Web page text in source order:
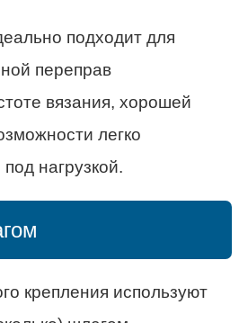
подходит для
переправ
вязания, хорошей
легко
под нагрузкой.
крепления используют